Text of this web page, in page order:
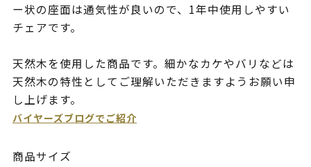
ー状の座面は通気性が良いので、1年中使用しやすい
チェアです。
天然木を使用した商品です。細かなカケやバリなどは
天然木の特性としてご理解いただきますようお願い申
し上げます。
バイヤーズブログでご紹介
商品サイズ